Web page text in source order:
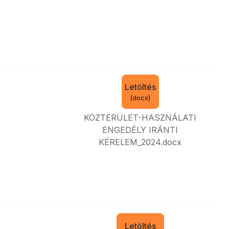
Letöltés
(docx)
KÖZTERÜLET-HASZNÁLATI
ENGEDÉLY IRÁNTI
KÉRELEM_2024.docx
Letöltés